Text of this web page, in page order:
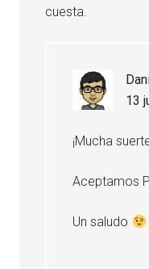
cuesta.
13
¡Mucha
Aceptamos
Un saludo